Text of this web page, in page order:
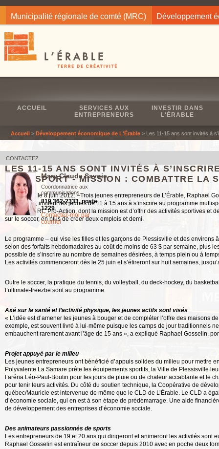
Municipalité régionale de comté (MRC) Développement
ACCUEIL
SERVICES AUX
ENTREPRENEURS
INVESTIR DANS
L'ÉRABLE
Accueil > Développement économique de L'Érable > Les 11-15 ans sont invités à
LES 11-15 ANS SONT INVITÉS À
MULTISPORT - MISSION : COMBATTRE LA
Plessisville, le 8 juin 2012. –Trois jeunes entrepreneurs de L’Érable, Raphael
Antoine Cyr, invitent les jeunes de 11 à 15 ans à s’inscrire au programme
travailleurs, RC Pro-Action, dont la mission est d’offrir des activités sportives et
sur le soccer, en plus de créer deux emplois et demi.
Le programme – qui vise les filles et les garçons de Plessisville et des environs
selon des forfaits hebdomadaires au coût de moins de 63 $ par semaine, plus
possible de s’inscrire au nombre de semaines désirées, à temps plein ou à
Les activités commenceront dès le 25 juin et s’étireront sur huit semaines,
Outre le soccer, la pratique du tennis, du volleyball, du deck-hockey, du
l’ultimate-freezbe sont au programme.
Axé sur la santé et l’activité physique, les jeunes actifs sont visés
« L’idée est d’amener les jeunes à bouger et de compléter l’offre des maisons
exemple, est souvent livré à lui-même puisque les camps de jour traditionnels
embauchent rarement avant l’âge de 15 ans », a expliqué Raphael Gosselin,
Projet appuyé par le milieu
Les jeunes entrepreneurs ont bénéficié d’appuis solides du milieu pour mettre
Polyvalente La Samare prête les équipements sportifs, la Ville de Plessisville
l’aréna Léo-Paul-Boutin pour les jours de pluie ou de chaleur accablante et le
pour tenir leurs activités. Du côté du soutien technique, la Coopérative de
québec/Mauricie est intervenue de même que le CLD de L’Érable. Le CLD a
d’économie sociale, qui en est à son étape de prédémarrage. Une aide
de développement des entreprises d’économie sociale.
Des animateurs passionnés de sports
Les entrepreneurs de 19 et 20 ans qui dirigeront et animeront les activités sont
Raphael Gosselin est entraîneur de soccer depuis 2010 avec en poche deux
CONTACTEZ
Mary Claude Savoie
Coordonnatrice aux
communications
819 362-2333, poste
1229
Contactez-moi par
courriel